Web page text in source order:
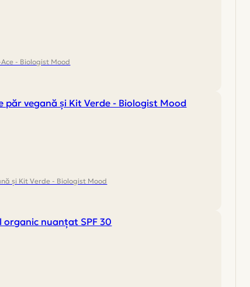
- Biologist Mood
și Kit Verde - Biologist Mood